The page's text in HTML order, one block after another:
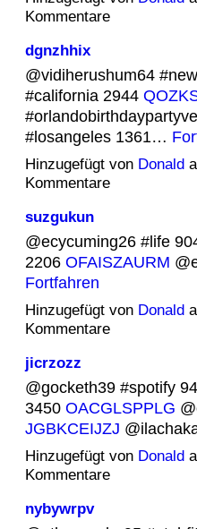
Kommentare
dgnzhhix
@vidiherushum64
#california 2944
#losangeles 1361…
Hinzugefügt von Donald
Kommentare
suzgukun
@ecycuming26 #life
2206 OFAISZAURM
Fortfahren
Hinzugefügt von Donald
Kommentare
jicrzozz
@gocketh39 #spotify
3450 OACGLSPPLG
JGBKCEIJZJ
Hinzugefügt von Donald
Kommentare
nybywrpv